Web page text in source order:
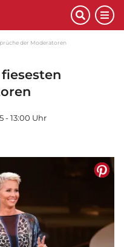
der Moderatoren
- 13:00 Uhr